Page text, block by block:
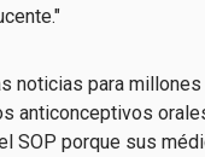
noticias para
anticonceptivos
SOP porque sus